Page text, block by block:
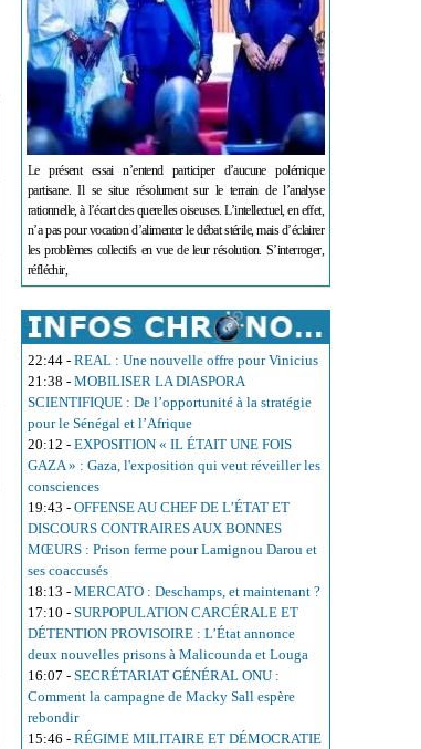
Le présent essai n’entend participer d’aucune polémique
partisane. Il se situe résolument sur le terrain de l’analyse
rationnelle, à l’écart des querelles oiseuses. L’intellectuel, en effet,
n’a pas pour vocation d’alimenter le débat stérile, mais d’éclairer
les problèmes collectifs en vue de leur résolution. S’interroger,
réfléchir,
22:44 - REAL : Une nouvelle offre pour Vinicius
21:38 - MOBILISER LA DIASPORA
SCIENTIFIQUE : De l’opportunité à la stratégie
pour le Sénégal et l’Afrique
20:12 - EXPOSITION « IL ÉTAIT UNE FOIS
GAZA » : Gaza, l'exposition qui veut réveiller les
consciences
19:43 - OFFENSE AU CHEF DE L’ÉTAT ET
DISCOURS CONTRAIRES AUX BONNES
MŒURS : Prison ferme pour Lamignou Darou et
ses coaccusés
18:13 - MERCATO : Deschamps, et maintenant ?
17:10 - SURPOPULATION CARCÉRALE ET
DÉTENTION PROVISOIRE : L’État annonce
deux nouvelles prisons à Malicounda et Louga
16:07 - SECRÉTARIAT GÉNÉRAL ONU :
Comment la campagne de Macky Sall espère
rebondir
15:46 - RÉGIME MILITAIRE ET DÉMOCRATIE